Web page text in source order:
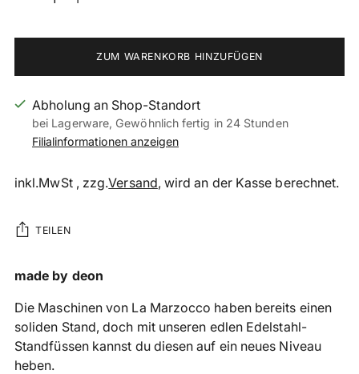
ZUM WARENKORB HINZUFÜGEN
Abholung an Shop-Standort
bei Lagerware, Gewöhnlich fertig in 24 Stunden
Filialinformationen anzeigen
inkl.MwSt , zzg.Versand, wird an der Kasse berechnet.
TEILEN
Produkt
den
Warenkorb
legen
made by deon
Die Maschinen von La Marzocco haben bereits einen
soliden Stand, doch mit unseren edlen Edelstahl-
Standfüssen kannst du diesen auf ein neues Niveau
heben.